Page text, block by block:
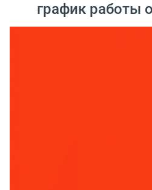
график работы